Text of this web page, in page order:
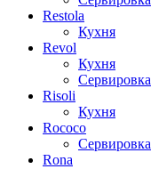
Restola
Кухня
Revol
Кухня
Сервировка
Risoli
Кухня
Rococo
Сервировка
Rona